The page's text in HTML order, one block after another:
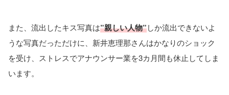
また、流出したキス写真は”親しい人物”しか流出できないよ
うな写真だっただけに、新井恵理那さんはかなりのショック
を受け、ストレスでアナウンサー業を3カ月間も休止してしま
います。